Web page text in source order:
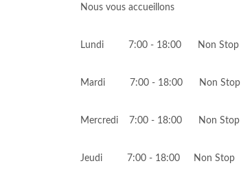
Nous vous accueillons
Lundi 7:00 - 18:00 Non Stop
Mardi 7:00 - 18:00 Non Stop
Mercredi 7:00 - 18:00 Non Stop
Jeudi 7:00 - 18:00 Non Stop